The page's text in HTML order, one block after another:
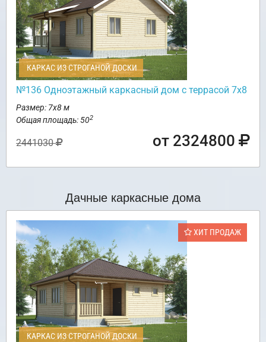
КАРКАС ИЗ СТРОГАНОЙ ДОСКИ
№136 Одноэтажный каркасный дом с террасой 7х8
Размер: 7х8 м
Общая площадь: 502
2441030 от 2324800
Дачные каркасные дома
ХИТ ПРОДАЖ
КАРКАС ИЗ СТРОГАНОЙ ДОСКИ